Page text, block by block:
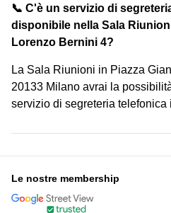
📞 C'è un servizio di
disponibile nella Sala
Lorenzo Bernini 4?
La Sala Riunioni in Piazza
20133 Milano avrai la
servizio di segreteria telefonica
Le nostre membership